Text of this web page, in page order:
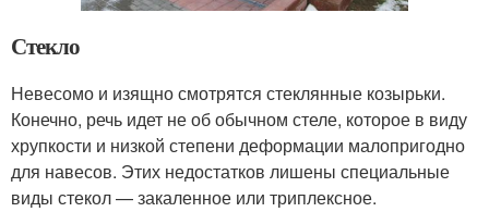
Стекло
Невесомо и изящно смотрятся стеклянные козырьки.
Конечно, речь идет не об обычном стеле, которое в виду
хрупкости и низкой степени деформации малопригодно
для навесов. Этих недостатков лишены специальные
виды стекол — закаленное или триплексное.